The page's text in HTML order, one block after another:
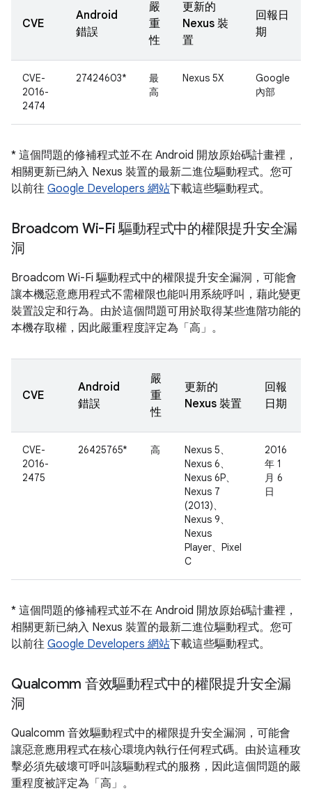
CVE
Android
錯誤
嚴
重
性
更新的
Nexus 裝
置
回報日
期
CVE-
2016-
2474
27424603*
最
高
Nexus 5X
Google
內部
* 這個問題的修補程式並不在 Android 開放原始碼計畫裡，
相關更新已納入 Nexus 裝置的最新二進位驅動程式。您可
以前往 Google Developers 網站下載這些驅動程式。
Broadcom Wi-Fi 驅動程式中的權限提升安全漏
洞
Broadcom Wi-Fi 驅動程式中的權限提升安全漏洞，可能會
讓本機惡意應用程式不需權限也能叫用系統呼叫，藉此變更
裝置設定和行為。由於這個問題可用於取得某些進階功能的
本機存取權，因此嚴重程度評定為「高」。
CVE
Android
錯誤
嚴
重
性
更新的
Nexus 裝置
回報
日期
CVE-
2016-
2475
26425765* 高
Nexus 5、
Nexus 6、
Nexus 6P、
Nexus 7
(2013)、
Nexus 9、
Nexus
Player、Pixel
C
2016
年 1
月 6
日
* 這個問題的修補程式並不在 Android 開放原始碼計畫裡，
相關更新已納入 Nexus 裝置的最新二進位驅動程式。您可
以前往 Google Developers 網站下載這些驅動程式。
Qualcomm 音效驅動程式中的權限提升安全漏
洞
Qualcomm 音效驅動程式中的權限提升安全漏洞，可能會
讓惡意應用程式在核心環境內執行任何程式碼。由於這種攻
擊必須先破壞可呼叫該驅動程式的服務，因此這個問題的嚴
重程度被評定為「高」。